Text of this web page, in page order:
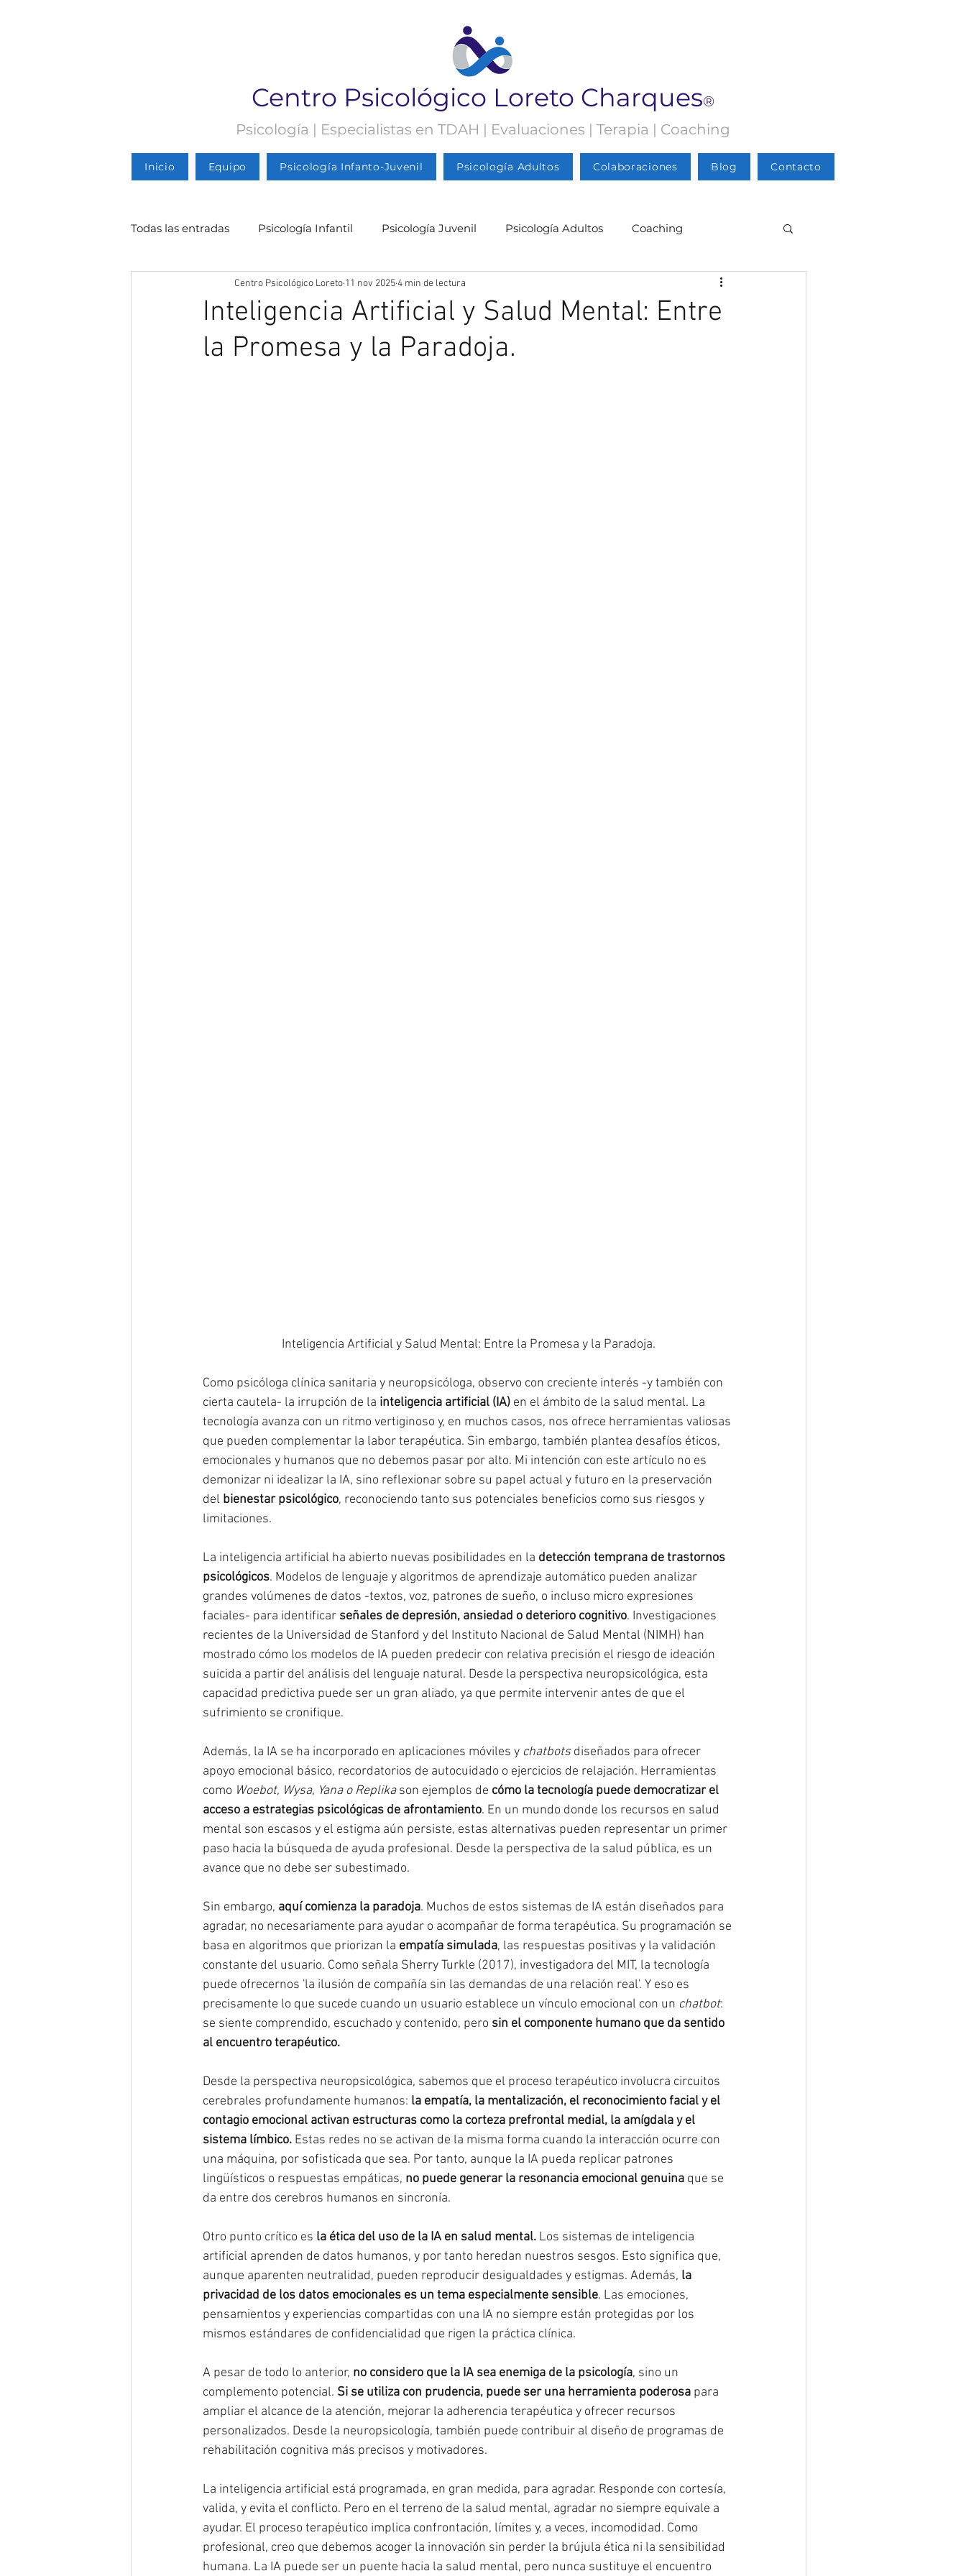
Centro Psicológico Loreto Charques®
Psicología | Especialistas en TDAH | Evaluaciones | Terapia | Coaching
Inicio Equipo Psicología Infanto-Juvenil Psicología Adultos Colaboraciones Blog Contacto
Todas las entradas Psicología Infantil Psicología Juvenil Psicología Adultos Coaching
Psicología Infantil Psicología Juvenil Psicología
Inteligencia Artificial y Salud Mental: Entre
la Promesa y la Paradoja.
Centro Psicológico Loreto 11 nov 20254 min de lectura
Inteligencia Artificial y Salud Mental: Entre la Promesa y la Paradoja.
Como psicóloga clínica sanitaria y neuropsicóloga, observo con creciente interés -y también con
cierta cautela- la irrupción de la inteligencia artificial (IA) en el ámbito de la salud mental. La
tecnología avanza con un ritmo vertiginoso y, en muchos casos, nos ofrece herramientas valiosas
que pueden complementar la labor terapéutica. Sin embargo, también plantea desafíos éticos,
emocionales y humanos que no debemos pasar por alto. Mi intención con este artículo no es
demonizar ni idealizar la IA, sino reflexionar sobre su papel actual y futuro en la preservación
del bienestar psicológico, reconociendo tanto sus potenciales beneficios como sus riesgos y
limitaciones.
La inteligencia artificial ha abierto nuevas posibilidades en la detección temprana de trastornos
psicológicos. Modelos de lenguaje y algoritmos de aprendizaje automático pueden analizar
grandes volúmenes de datos -textos, voz, patrones de sueño, o incluso micro expresiones
faciales- para identificar señales de depresión, ansiedad o deterioro cognitivo. Investigaciones
recientes de la Universidad de Stanford y del Instituto Nacional de Salud Mental (NIMH) han
mostrado cómo los modelos de IA pueden predecir con relativa precisión el riesgo de ideación
suicida a partir del análisis del lenguaje natural. Desde la perspectiva neuropsicológica, esta
capacidad predictiva puede ser un gran aliado, ya que permite intervenir antes de que el
sufrimiento se cronifique.
Además, la IA se ha incorporado en aplicaciones móviles y chatbots diseñados para ofrecer
apoyo emocional básico, recordatorios de autocuidado o ejercicios de relajación. Herramientas
como Woebot, Wysa, Yana o Replika son ejemplos de cómo la tecnología puede democratizar el
acceso a estrategias psicológicas de afrontamiento. En un mundo donde los recursos en salud
mental son escasos y el estigma aún persiste, estas alternativas pueden representar un primer
paso hacia la búsqueda de ayuda profesional. Desde la perspectiva de la salud pública, es un
avance que no debe ser subestimado.
Sin embargo, aquí comienza la paradoja. Muchos de estos sistemas de IA están diseñados para
agradar, no necesariamente para ayudar o acompañar de forma terapéutica. Su programación se
basa en algoritmos que priorizan la empatía simulada, las respuestas positivas y la validación
constante del usuario. Como señala Sherry Turkle (2017), investigadora del MIT, la tecnología
puede ofrecernos 'la ilusión de compañía sin las demandas de una relación real'. Y eso es
precisamente lo que sucede cuando un usuario establece un vínculo emocional con un chatbot:
se siente comprendido, escuchado y contenido, pero sin el componente humano que da sentido
al encuentro terapéutico.
Desde la perspectiva neuropsicológica, sabemos que el proceso terapéutico involucra circuitos
cerebrales profundamente humanos: la empatía, la mentalización, el reconocimiento facial y el
contagio emocional activan estructuras como la corteza prefrontal medial, la amígdala y el
sistema límbico. Estas redes no se activan de la misma forma cuando la interacción ocurre con
una máquina, por sofisticada que sea. Por tanto, aunque la IA pueda replicar patrones
lingüísticos o respuestas empáticas, no puede generar la resonancia emocional genuina que se
da entre dos cerebros humanos en sincronía.
Otro punto crítico es la ética del uso de la IA en salud mental. Los sistemas de inteligencia
artificial aprenden de datos humanos, y por tanto heredan nuestros sesgos. Esto significa que,
aunque aparenten neutralidad, pueden reproducir desigualdades y estigmas. Además, la
privacidad de los datos emocionales es un tema especialmente sensible. Las emociones,
pensamientos y experiencias compartidas con una IA no siempre están protegidas por los
mismos estándares de confidencialidad que rigen la práctica clínica.
A pesar de todo lo anterior, no considero que la IA sea enemiga de la psicología, sino un
complemento potencial. Si se utiliza con prudencia, puede ser una herramienta poderosa para
ampliar el alcance de la atención, mejorar la adherencia terapéutica y ofrecer recursos
personalizados. Desde la neuropsicología, también puede contribuir al diseño de programas de
rehabilitación cognitiva más precisos y motivadores.
La inteligencia artificial está programada, en gran medida, para agradar. Responde con cortesía,
valida, y evita el conflicto. Pero en el terreno de la salud mental, agradar no siempre equivale a
ayudar. El proceso terapéutico implica confrontación, límites y, a veces, incomodidad. Como
profesional, creo que debemos acoger la innovación sin perder la brújula ética ni la sensibilidad
humana. La IA puede ser un puente hacia la salud mental, pero nunca sustituye el encuentro